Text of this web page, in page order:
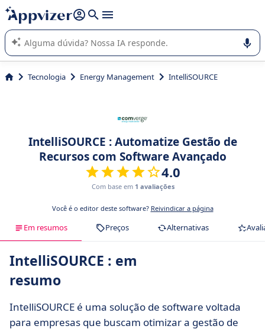
de nossa IA (várias linhas com
A IA do Appvizer o orienta no uso ou na seleção de software
SaaS para sua empresa.
Tecnologia Energy Management IntelliSOURCE
IntelliSOURCE : Automatize Gestão de
Recursos com Software Avançado
4.0
Com base em 1 avaliações
Você é o editor deste software? Reivindicar a página
Em resumos Preços Alternativas
IntelliSOURCE : em
resumo
IntelliSOURCE é uma solução de software voltada
para empresas que buscam otimizar a gestão de